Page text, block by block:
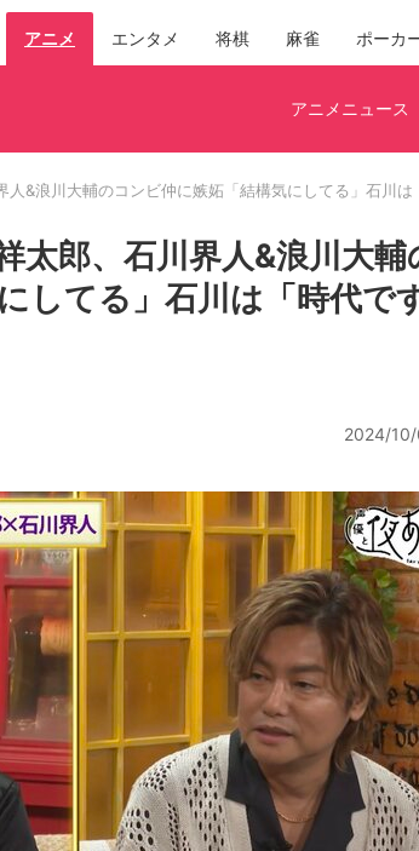
アニメ エンタメ 将棋 麻雀 ポーカ
アニメニュース
人&浪川大輔のコンビ仲に嫉妬「結構気にしてる」石川は
太郎、石川界人&浪川大輔
してる」石川は「時代で
2024/10/